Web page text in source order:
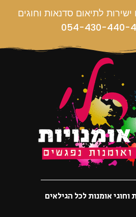
ישירות לתיאום סדנאות וחוגים
וחוגי אומנות לכל הגילאים